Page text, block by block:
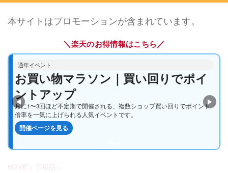
本サイトはプロモーションが含まれています。
＼楽天のお得情報はこちら／
通年イベント
5と0のつく日｜楽天カードでポイン
トアップ
毎月5・10・15・20・25・30日は、エントリー＆楽天カード利用でいつも
のお買い物がさらにお得になる定番企画です。
開催ページを見る
◀ ▶
HOME > 日用品 >